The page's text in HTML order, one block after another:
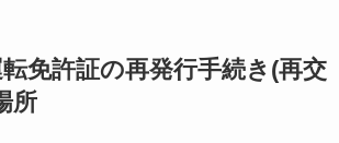
免許証の再発行手続き(再交
所